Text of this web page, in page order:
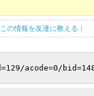
この情報を友達に教える